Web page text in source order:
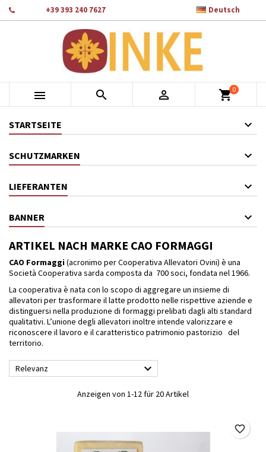
+39 393 240 7627 Deutsch
   shopping_cart0
STARTSEITE
SCHUTZMARKEN
LIEFERANTEN
BANNER
ARTIKEL NACH MARKE CAO FORMAGGI
CAO Formaggi(acronimo per Cooperativa Allevatori Ovini) è una
Società Cooperativa sarda composta da 700 soci, fondata nel 1966.
La cooperativa è nata con lo scopo di aggregare un insieme di
allevatori per trasformare il latte prodotto nelle rispettive aziende e
distinguersi nella produzione di formaggi prelibati dagli alti standard
qualitativi. L’unione degli allevatori inoltre intende valorizzare e
riconoscere il lavoro e il caratteristico patrimonio pastorizio del
territorio.
Relevanz 
Anzeigen von 1-12 für 20 Artikel
favorite_border
Auf meine Wunschliste ×
Crea nuova lista
((modalTitle)) ×
((confirmMessage))
((cancelText)) ((modalDeleteText))
Wunschliste erstellen ×
Name der Wunschliste
Anmelden ×
Sie müssen angemeldet sein, um Artikel Ihrer Wunschliste
hinzufügen zu können.
Abbrechen Anmelden